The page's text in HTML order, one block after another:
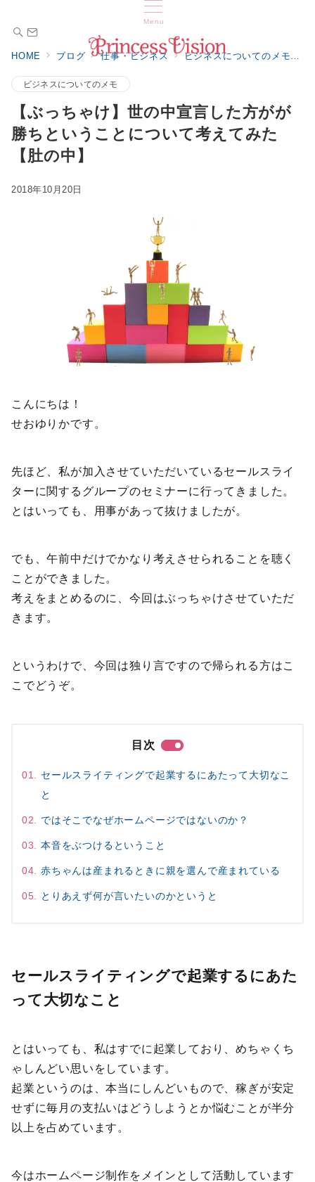
Menu
HOME ブログ 仕事・ビジネス ビジネスについてのメモ
ビジネスについてのメモ
【ぶっちゃけ】世の中宣言した方がが
勝ちということについて考えてみた
【肚の中】
2018年10月20日
こんにちは！
せおゆりかです。
先ほど、私が加入させていただいているセールスライ
ターに関するグループのセミナーに行ってきました。
とはいっても、用事があって抜けましたが。
でも、午前中だけでかなり考えさせられることを聴く
ことができました。
考えをまとめるのに、今回はぶっちゃけさせていただ
きます。
というわけで、今回は独り言ですので帰られる方はこ
こでどうぞ。
目次
セールスライティングで起業するにあたって大切なこ
と
ではそこでなぜホームページではないのか？
本音をぶつけるということ
赤ちゃんは産まれるときに親を選んで産まれている
とりあえず何が言いたいのかというと
セールスライティングで起業するにあた
って大切なこと
とはいっても、私はすでに起業しており、めちゃくち
ゃしんどい思いをしています。
起業というのは、本当にしんどいもので、稼ぎが安定
せずに毎月の支払いはどうしようとか悩むことが半分
以上を占めています。
今はホームページ制作をメインとして活動しています